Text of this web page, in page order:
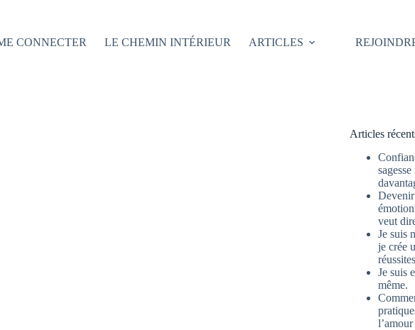
CONNECTER LE CHEMIN INTÉRIEUR ARTICLES
Articles
veut
Je suis
je crée
Je suis
même.